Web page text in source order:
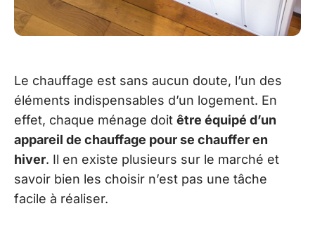
Le chauffage est sans aucun doute, l’un des
éléments indispensables d’un logement. En
effet, chaque ménage doit être équipé d’un
appareil de chauffage pour se chauffer en
hiver. Il en existe plusieurs sur le marché et
savoir bien les choisir n’est pas une tâche
facile à réaliser.